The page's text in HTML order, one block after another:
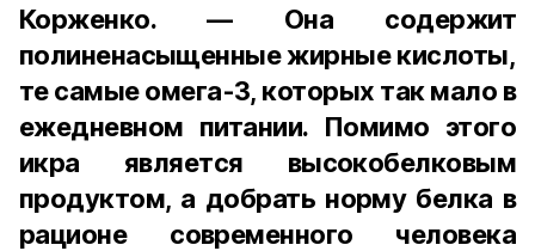
Корженко. — Она содержит
полиненасыщенные жирные кислоты,
те самые омега-3, которых так мало в
ежедневном питании. Помимо этого
икра является высокобелковым
продуктом, а добрать норму белка в
рационе современного человека